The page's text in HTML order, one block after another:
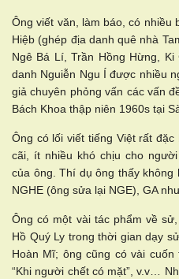
Ông viết văn, làm báo, có nhiều
Hiệb (ghép địa danh quê nhà
Ngê Bá Lí, Trần Hồng Hừng,
danh Nguiễn Ngu Í được nhiều
giả chuyên phỏng vấn các vấn
Bách Khoa thập niên 1960s tại
Ông có lối viết tiếng Việt rất
cãi, ít nhiều khó chịu cho
của ông. Thí dụ ông thấy
NGHE (ông sửa lại NGE), GA
Ông có một vài tác phẩm về
Hồ Quý Ly trong thời gian dạy
Hoàn Mĩ; ông cũng có vài cuốn
“Khi người chết có mặt”, v.v…